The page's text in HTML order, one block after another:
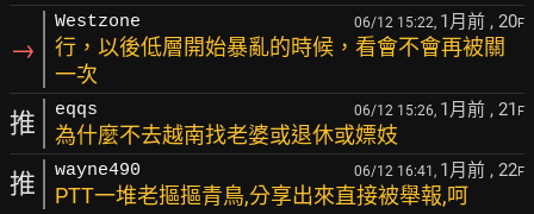
→
Westzone 06/12 15:22, 1月前 , 20F
行，以後低層開始暴亂的時候，看會不會再被關
一次
推 eqqs 06/12 15:26, 1月前 , 21 F
為什麼不去越南找老婆或退休或嫖妓
推 wayne490 06/12 16:41, 1月前 , 22F
PTT一堆老摳摳青鳥,分享出來直接被舉報,呵